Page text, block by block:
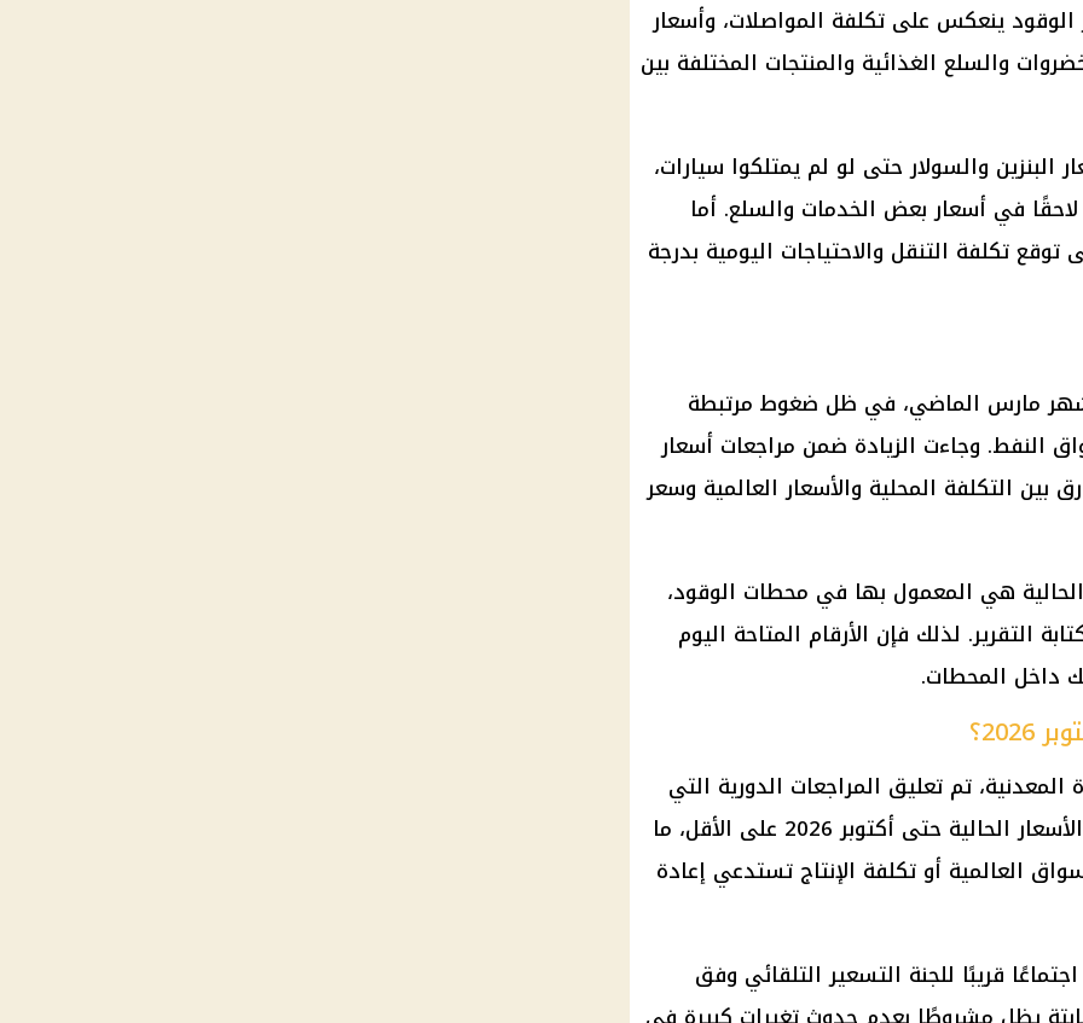
الوقود ينعكس على تكلفة المواصلات، وأسعار
والسلع الغذائية والمنتجات المختلفة بين
البنزين والسولار حتى لو لم يمتلكوا سيارات،
في أسعار بعض الخدمات والسلع. أما
تكلفة التنقل والاحتياجات اليومية بدرجة
مارس الماضي، في ظل ضغوط مرتبطة
النفط. وجاءت الزيادة ضمن مراجعات أسعار
بين التكلفة المحلية والأسعار العالمية وسعر
هي المعمول بها في محطات الوقود،
التقرير. لذلك فإن الأرقام المتاحة اليوم
داخل المحطات.
المعدنية، تم تعليق المراجعات الدورية التي
كانت تتم كل 3 أشهر، مع استمرار الأسعار الحالية حتى أكتوبر 2026 على الأقل، ما
العالمية أو تكلفة الإنتاج تستدعي إعادة
قريبًا للجنة التسعير التلقائي وفق